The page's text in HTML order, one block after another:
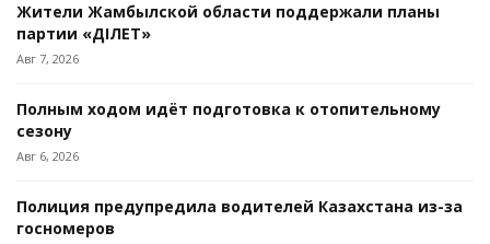
Жители Жамбылской области поддержали планы
партии «ӘДІЛЕТ»
Авг 7, 2026
Полным ходом идёт подготовка к отопительному
сезону
Авг 6, 2026
Полиция предупредила водителей Казахстана из-за
госномеров